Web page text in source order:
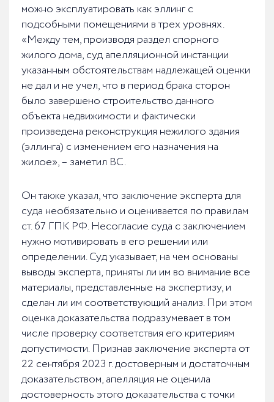
можно эксплуатировать как эллинг с
подсобными помещениями в трех уровнях.
«Между тем, производя раздел спорного
жилого дома, суд апелляционной инстанции
указанным обстоятельствам надлежащей оценки
не дал и не учел, что в период брака сторон
было завершено строительство данного
объекта недвижимости и фактически
произведена реконструкция нежилого здания
(эллинга) с изменением его назначения на
жилое», – заметил ВС.
Он также указал, что заключение эксперта для
суда необязательно и оценивается по правилам
ст. 67 ГПК РФ. Несогласие суда с заключением
нужно мотивировать в его решении или
определении. Суд указывает, на чем основаны
выводы эксперта, приняты ли им во внимание все
материалы, представленные на экспертизу, и
сделан ли им соответствующий анализ. При этом
оценка доказательства подразумевает в том
числе проверку соответствия его критериям
допустимости. Признав заключение эксперта от
22 сентября 2023 г. достоверным и достаточным
доказательством, апелляция не оценила
достоверность этого доказательства с точки